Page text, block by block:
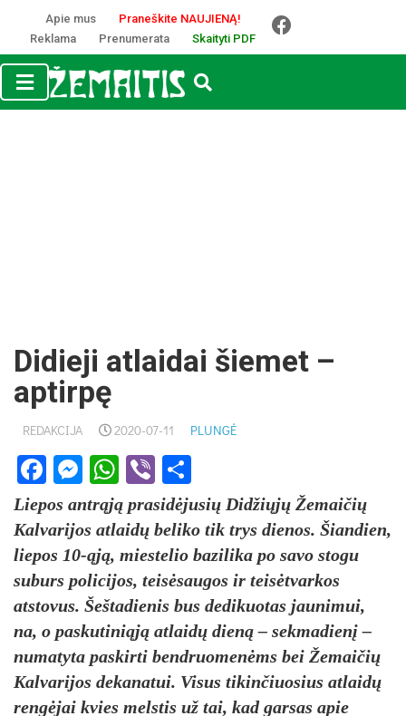
Apie mus
Praneškite NAUJIENĄ!
Reklama
Prenumerata Skaityti PDF
Didieji atlaidai šiemet –
aptirpę
REDAKCIJA 2020-07-11 PLUNGĖ
Facebook
Messenger
WhatsApp
Viber
Liepos antrąją prasidėjusių Didžiųjų Žemaičių
Kalvarijos atlaidų beliko tik trys dienos. Šiandien,
liepos 10-ąją, miestelio bazilika po savo stogu
suburs policijos, teisėsaugos ir teisėtvarkos
atstovus. Šeštadienis bus dedikuotas jaunimui,
na, o paskutiniąją atlaidų dieną – sekmadienį –
numatyta paskirti bendruomenėms bei Žemaičių
Kalvarijos dekanatui. Visus tikinčiuosius atlaidų
rengėjai kvies melstis už tai, kad garsas apie